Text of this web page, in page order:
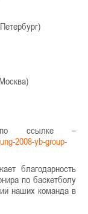
по ссылке –
2008-yb-group-
благодарность
по баскетболу
наших команда в